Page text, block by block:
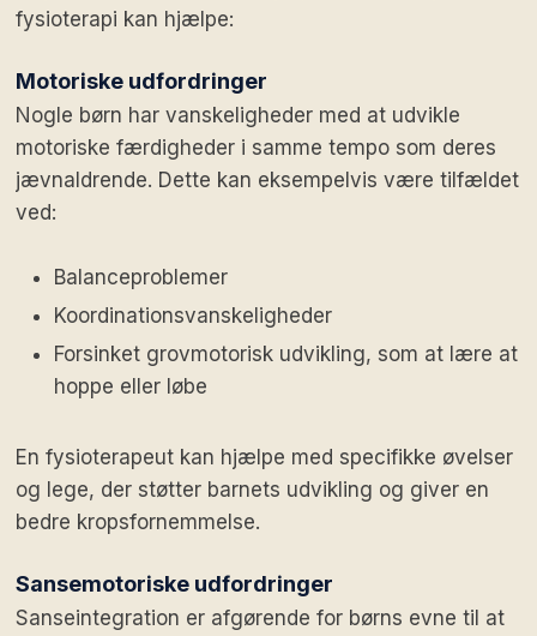
fysioterapi kan hjælpe:
Motoriske udfordringer
Nogle børn har vanskeligheder med at udvikle
motoriske færdigheder i samme tempo som deres
jævnaldrende. Dette kan eksempelvis være tilfældet
ved:
Balanceproblemer
Koordinationsvanskeligheder
Forsinket grovmotorisk udvikling, som at lære at
hoppe eller løbe
En fysioterapeut kan hjælpe med specifikke øvelser
og lege, der støtter barnets udvikling og giver en
bedre kropsfornemmelse.
Sansemotoriske udfordringer
Sanseintegration er afgørende for børns evne til at